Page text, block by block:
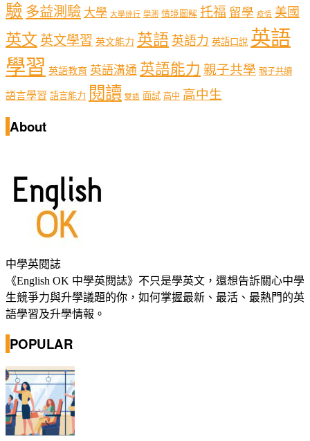
驗 多益測驗 大學 大學排行 學測 情境圖解 托福 留學 疫情 美國
英文 英文學習 英文能力 英語 英語力 英語口說 英語
學習 英語教育 英語溝通 英語能力 親子共學 親子共讀
語言學習 語言能力 閱讀 雙語 面試 高中 高中生
About
中學英閱誌
《English OK 中學英閱誌》不只是學英文，還想告訴關心中學
生競爭力與升學議題的你，如何掌握最新、最活、最熱門的英
語學習及升學情報。
POPULAR